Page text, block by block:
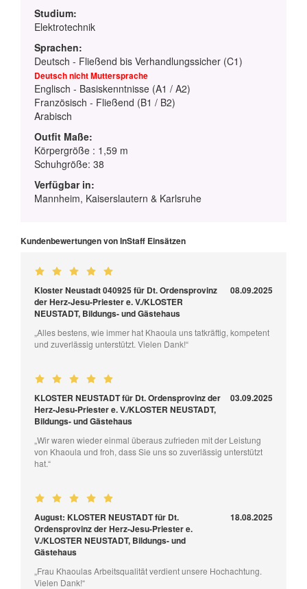
Studium:
Elektrotechnik
Sprachen:
Deutsch - Fließend bis Verhandlungssicher (C1)
Deutsch nicht Muttersprache
Englisch - Basiskenntnisse (A1 / A2)
Französisch - Fließend (B1 / B2)
Arabisch
Outfit Maße:
Körpergröße : 1,59 m
Schuhgröße: 38
Verfügbar in:
Mannheim, Kaiserslautern & Karlsruhe
Kundenbewertungen von InStaff Einsätzen
Kloster Neustadt 040925 für Dt. Ordensprovinz
der Herz-Jesu-Priester e. V./KLOSTER
NEUSTADT, Bildungs- und Gästehaus
08.09.2025
„Alles bestens, wie immer hat Khaoula uns tatkräftig, kompetent
und zuverlässig unterstützt. Vielen Dank!“
KLOSTER NEUSTADT für Dt. Ordensprovinz der
Herz-Jesu-Priester e. V./KLOSTER NEUSTADT,
Bildungs- und Gästehaus
03.09.2025
„Wir waren wieder einmal überaus zufrieden mit der Leistung
von Khaoula und froh, dass Sie uns so zuverlässig unterstützt
hat.“
August: KLOSTER NEUSTADT für Dt.
Ordensprovinz der Herz-Jesu-Priester e.
V./KLOSTER NEUSTADT, Bildungs- und
Gästehaus
18.08.2025
„Frau Khaoulas Arbeitsqualität verdient unsere Hochachtung.
Vielen Dank!“